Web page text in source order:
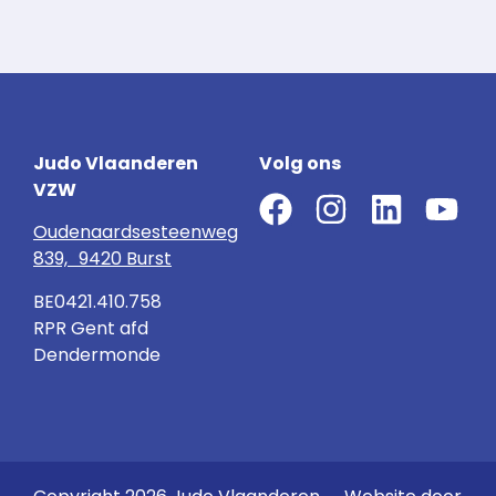
Judo Vlaanderen
VZW
Oudenaardsesteenweg
839, 9420 Burst
BE0421.410.758
RPR Gent afd
Dendermonde
Volg ons